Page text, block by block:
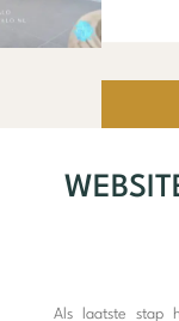
Als laatste stap